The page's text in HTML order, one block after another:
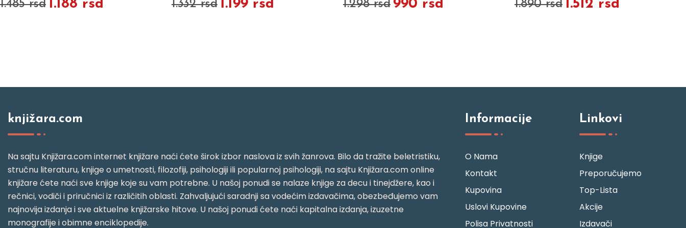
1.485 rsd 1.188 rsd 1.332 rsd 1.199 rsd 1.298 rsd 990 rsd 1.890 rsd 1.512 rsd
knjižara.com
Na sajtu Knjižara.com internet knjižare naći ćete širok izbor naslova iz svih žanrova. Bilo da tražite beletristiku,
stručnu literaturu, knjige o umetnosti, filozofiji, psihologiji ili popularnoj psihologiji, na sajtu Knjižara.com online
knjižare ćete naći sve knjige koje su vam potrebne. U našoj ponudi se nalaze knjige za decu i tinejdžere, kao i
rečnici, vodiči i priručnici iz različitih oblasti. Zahvaljujući saradnji sa vodećim izdavačima, obezbeđujemo vam
najnovija izdanja i sve aktuelne knjižarske hitove. U našoj ponudi ćete naći kapitalna izdanja, izuzetne
monografije i obimne enciklopedije.
Informacije
O Nama
Kontakt
Kupovina
Uslovi Kupovine
Polisa Privatnosti
Linkovi
Knjige
Preporučujemo
Top-Lista
Akcije
Izdavači